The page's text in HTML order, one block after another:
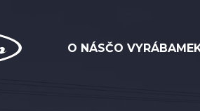
O NÁSČO VYRÁBAME